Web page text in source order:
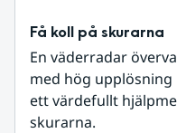
Få koll på skurarna
En väderradar
med hög
ett värdefullt
skurarna.